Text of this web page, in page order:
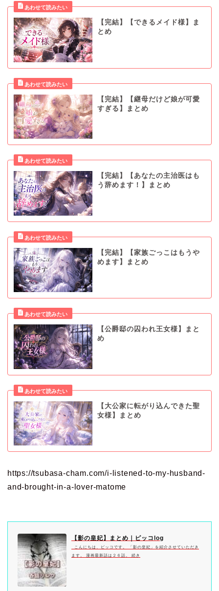
【完結】【できるメイド様】ま
とめ
【完結】【継母だけど娘が可愛
すぎる】まとめ
【完結】【あなたの主治医はも
う辞めます！】まとめ
【完結】【家族ごっこはもうや
めます】まとめ
【公爵邸の囚われ王女様】まと
め
【大公家に転がり込んできた聖
女様】まとめ
https://tsubasa-cham.com/i-listened-to-my-husband-
and-brought-in-a-lover-matome
【影の皇妃】まとめ｜ピッコlog
こんにちは、ピッコです。 「影の皇妃」を紹介させていただき
ます。 漫画最新話は２６話。 続き